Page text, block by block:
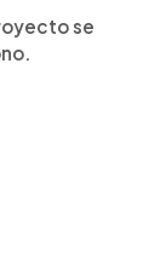
se